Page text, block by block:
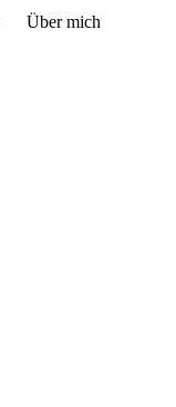
Über mich